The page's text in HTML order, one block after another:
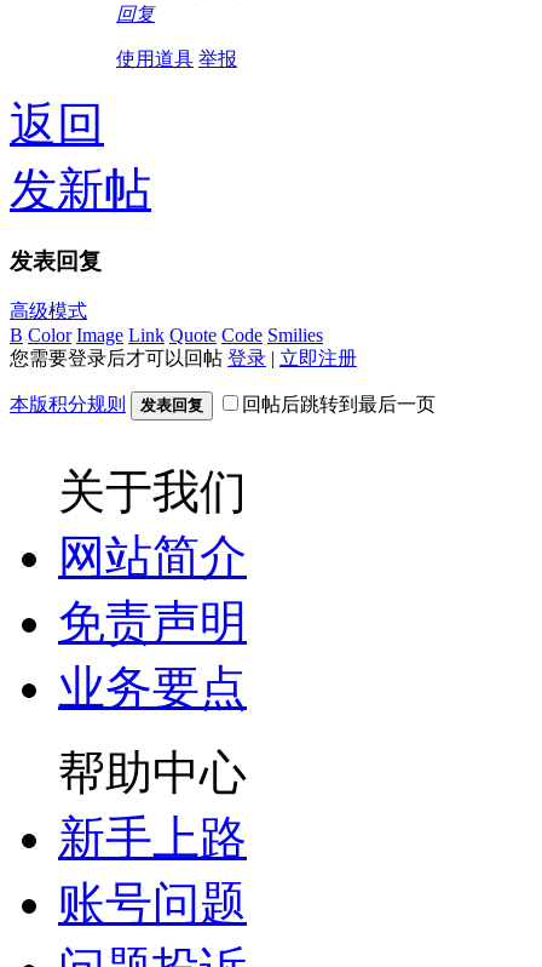
回复
使用道具 举报
返回
发新帖
发表回复
高级模式
B Color Image Link Quote Code Smilies
您需要登录后才可以回帖 登录 | 立即注册
本版积分规则 发表回复 回帖后跳转到最后一页
关于我们
网站简介
免责声明
业务要点
帮助中心
新手上路
账号问题